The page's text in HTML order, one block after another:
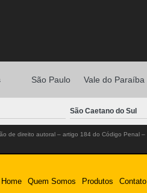
São Paulo Vale do Paraíba
São Caetano do Sul
de direito autoral – artigo 184 do Código Penal –
Home Quem Somos Produtos Contato